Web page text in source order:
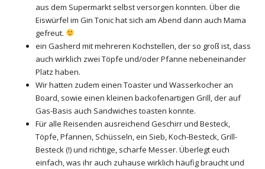
aus dem Supermarkt selbst versorgen konnten. Über die
Eiswürfel im Gin Tonic hat sich am Abend dann auch Mama
gefreut.
ein Gasherd mit mehreren Kochstellen, der so groß ist, dass
auch wirklich zwei Töpfe und/oder Pfanne nebeneinander
Platz haben.
Wir hatten zudem einen Toaster und Wasserkocher an
Board, sowie einen kleinen backofenartigen Grill, der auf
Gas-Basis auch Sandwiches toasten konnte.
Für alle Reisenden ausreichend Geschirr und Besteck,
Töpfe, Pfannen, Schüsseln, ein Sieb, Koch-Besteck, Grill-
Besteck (!) und richtige, scharfe Messer. Überlegt euch
einfach, was ihr auch zuhause wirklich häufig braucht und